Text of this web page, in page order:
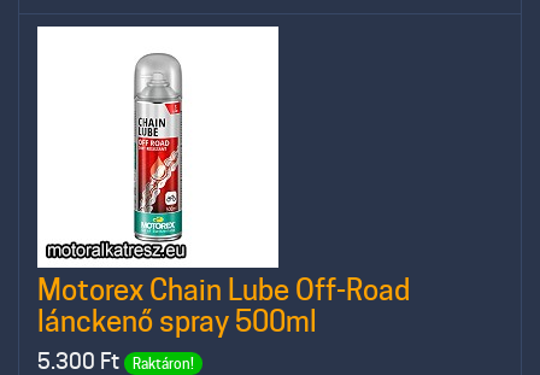
Motorex Chain Lube Off-Road
lánckenő spray 500ml
5.300 Ft Raktáron!